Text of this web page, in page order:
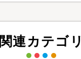
関連カテゴリ